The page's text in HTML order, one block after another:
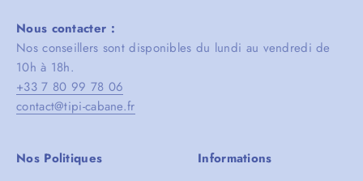
Nous contacter :
Nos conseillers sont disponibles du lundi au vendredi de
10h à 18h.
+33 7 80 99 78 06
contact@tipi-cabane.fr
Nos Politiques
Informations